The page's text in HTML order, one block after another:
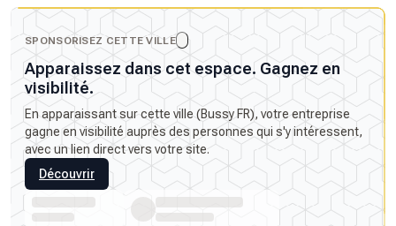
SPONSORISEZ CETTE VILLE
Apparaissez dans cet espace. Gagnez en
visibilité.
En apparaissant sur cette ville (Bussy FR), votre entreprise
gagne en visibilité auprès des personnes qui s'y intéressent,
avec un lien direct vers votre site.
Découvrir